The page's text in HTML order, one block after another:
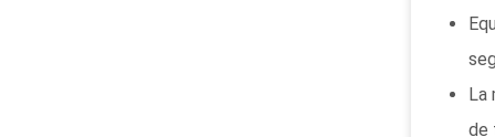
La
de